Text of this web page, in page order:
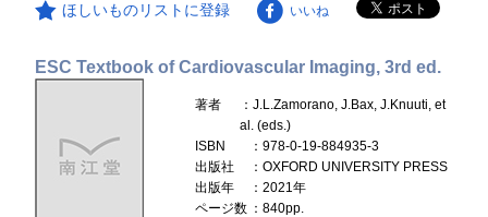
ほしいものリストに登録 いいね
ESC Textbook of Cardiovascular Imaging, 3rd ed.
著者
：J.L.Zamorano, J.Bax, J.Knuuti, et
al. (eds.)
ISBN
：978-0-19-884935-3
出版社
：OXFORD UNIVERSITY PRESS
出版年
：2021年
ページ数 ：840pp.